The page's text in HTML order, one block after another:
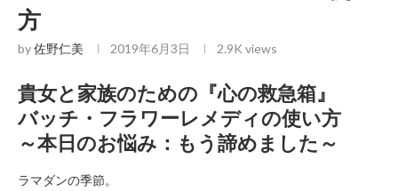
方
by佐野仁美 2019年6月3日 2.9K views
貴女と家族のための『心の救急箱』
バッチ・フラワーレメディの使い方
～本日のお悩み：もう諦めました～
ラマダンの季節。